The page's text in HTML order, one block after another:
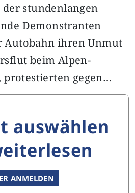
der stundenlangen
Demonstranten
Autobahn ihren Unmut
beim Alpen-
gegen…
auswählen
ANMELDEN